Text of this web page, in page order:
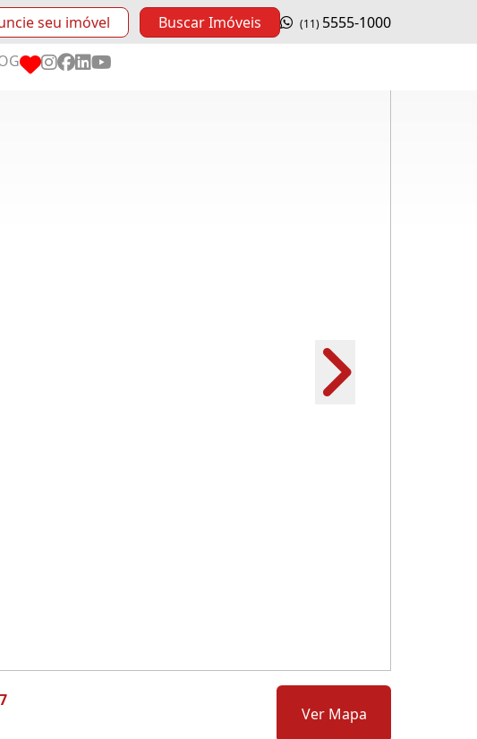
seu imóvel Buscar Imóveis (11) 5555-1000
Ver Mapa